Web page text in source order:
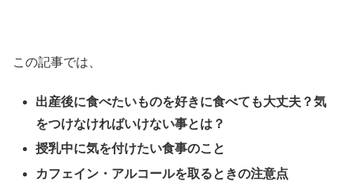
この記事では、
出産後に食べたいものを好きに食べても大丈夫？気
をつけなければいけない事とは？
授乳中に気を付けたい食事のこと
カフェイン・アルコールを取るときの注意点